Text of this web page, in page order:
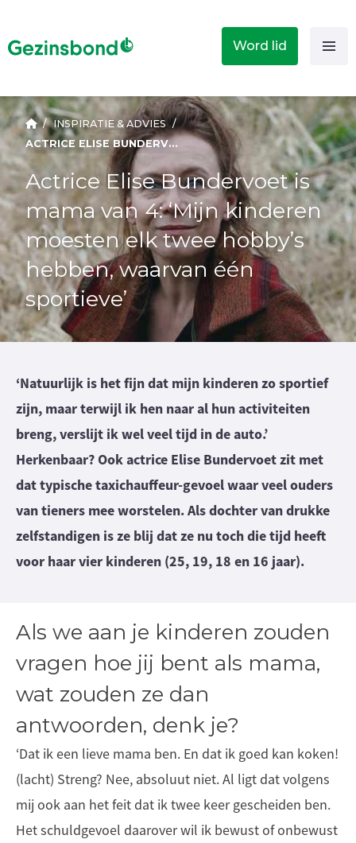
Word lid
/ INSPIRATIE & ADVIES /
ACTRICE ELISE BUNDERVOET IS MAMA VAN 4: ‘MIJN KINDEREN MOESTEN ELK TWEE HOBBY’S HEBBEN, WAARVAN ÉÉN SPORTIEVE’
Actrice Elise Bundervoet is
mama van 4: ‘Mijn kinderen
moesten elk twee hobby’s
hebben, waarvan één
sportieve’
‘Natuurlijk is het fijn dat mijn kinderen zo sportief
zijn, maar terwijl ik hen naar al hun activiteiten
breng, verslijt ik wel veel tijd in de auto.’
Herkenbaar? Ook actrice Elise Bundervoet zit met
dat typische taxichauffeur-gevoel waar veel ouders
van tieners mee worstelen. Als dochter van drukke
zelfstandigen is ze blij dat ze nu toch die tijd heeft
voor haar vier kinderen (25, 19, 18 en 16 jaar).
Als we aan je kinderen zouden
vragen hoe jij bent als mama,
wat zouden ze dan
antwoorden, denk je?
‘Dat ik een lieve mama ben. En dat ik goed kan koken!
(lacht) Streng? Nee, absoluut niet. Al ligt dat volgens
mij ook aan het feit dat ik twee keer gescheiden ben.
Het schuldgevoel daarover wil ik bewust of onbewust